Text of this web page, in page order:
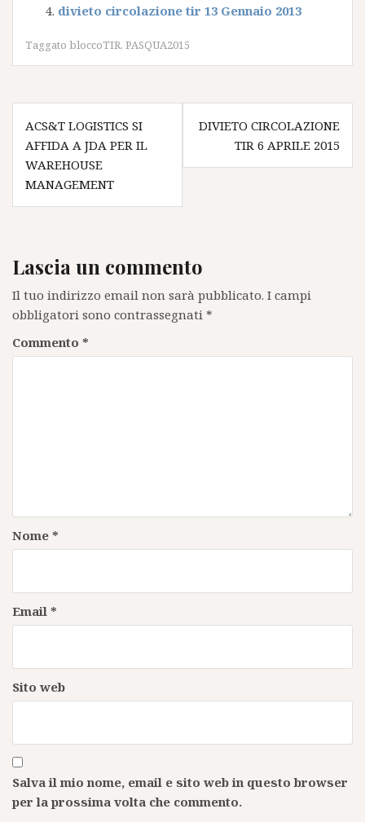
divieto circolazione tir 13 Gennaio 2013
Taggato bloccoTIR, PASQUA2015
Navigazione
articoli
ACS&T LOGISTICS SI
AFFIDA A JDA PER IL
WAREHOUSE
MANAGEMENT
DIVIETO CIRCOLAZIONE
TIR 6 APRILE 2015
Lascia un commento
Il tuo indirizzo email non sarà pubblicato. I campi
obbligatori sono contrassegnati *
Commento *
Nome *
Email *
Sito web
Salva il mio nome, email e sito web in questo browser
per la prossima volta che commento.